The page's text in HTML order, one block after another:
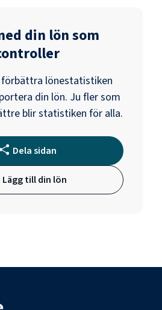
din lön som
lönestatistiken
din lön. Ju fler som
blir statistiken för alla.
Dela sidan
Lägg till din lön